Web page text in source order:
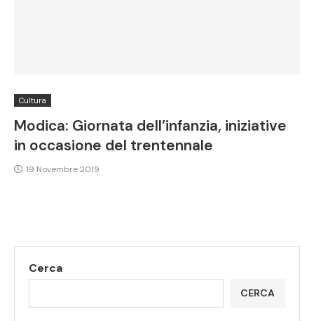
Cultura
Modica: Giornata dell’infanzia, iniziative
in occasione del trentennale
19 Novembre 2019
Cerca
CERCA